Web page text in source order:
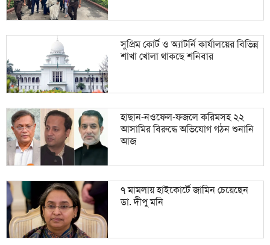
সুপ্রিম কোর্ট ও অ্যাটর্নি কার্যালয়ের বিভিন্ন
শাখা খোলা থাকছে শনিবার
হাছান-নওফেল-ফজলে করিমসহ ২২
আসামির বিরুদ্ধে অভিযোগ গঠন শুনানি
আজ
৭ মামলায় হাইকোর্টে জামিন চেয়েছেন
ডা. দীপু মনি